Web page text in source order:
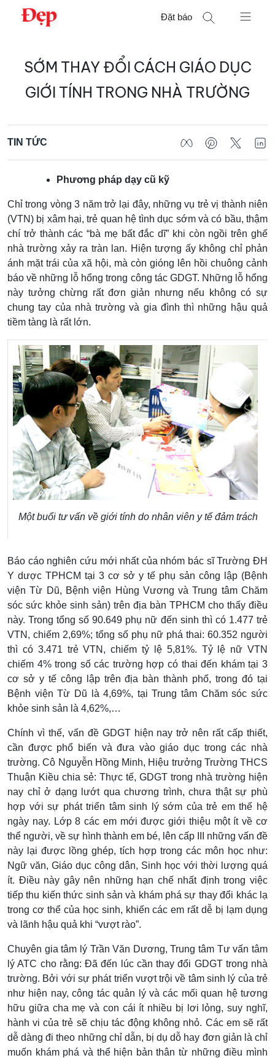
Chuyển
Đặt báo
kiếm
SỚM THAY ĐỔI CÁCH GIÁO DỤC
GIỚI TÍNH TRONG NHÀ TRƯỜNG
TIN TỨC
Phương pháp dạy cũ kỹ
Chỉ trong vòng 3 năm trở lại đây, những vụ trẻ vị thành niên
(VTN) bị xâm hại, trẻ quan hệ tình dục sớm và có bầu, thậm
chí trở thành các “bà mẹ bất đắc dĩ” khi còn ngồi trên ghế
nhà trường xảy ra tràn lan. Hiện tượng ấy không chỉ phản
ánh mặt trái của xã hội, mà còn gióng lên hồi chuông cảnh
báo về những lỗ hổng trong công tác GDGT. Những lỗ hổng
này tưởng chừng rất đơn giản nhưng nếu không có sự
chung tay của nhà trường và gia đình thì những hậu quả
tiềm tàng là rất lớn.
Một buổi tư vấn về giới tính do nhân viên y tế đảm trách
Báo cáo nghiên cứu mới nhất của nhóm bác sĩ Trường ĐH
Y dược TPHCM tại 3 cơ sở y tế phụ sản công lập (Bệnh
viện Từ Dũ, Bệnh viện Hùng Vương và Trung tâm Chăm
sóc sức khỏe sinh sản) trên địa bàn TPHCM cho thấy điều
này. Trong tổng số 90.649 phụ nữ đến sinh thì có 1.477 trẻ
VTN, chiếm 2,69%; tổng số phụ nữ phá thai: 60.352 người
thì có 3.471 trẻ VTN, chiếm tỷ lệ 5,81%. Tỷ lệ nữ VTN
chiếm 4% trong số các trường hợp có thai đến khám tại 3
cơ sở y tế công lập trên địa bàn thành phố, trong đó tại
Bệnh viện Từ Dũ là 4,69%, tại Trung tâm Chăm sóc sức
khỏe sinh sản là 4,62%,…
Chính vì thế, vấn đề GDGT hiện nay trở nên rất cấp thiết,
cần được phổ biến và đưa vào giáo dục trong các nhà
trường. Cô Nguyễn Hồng Minh, Hiệu trưởng Trường THCS
Thuận Kiều chia sẻ: Thực tế, GDGT trong nhà trường hiện
nay chỉ ở dạng lướt qua chương trình, chưa thật sự phù
hợp với sự phát triển tâm sinh lý sớm của trẻ em thế hệ
ngày nay. Lớp 8 các em mới được giới thiệu một ít về cơ
thể người, về sự hình thành em bé, lên cấp III những vấn đề
này lại được lồng ghép, tích hợp trong các môn học như:
Ngữ văn, Giáo dục công dân, Sinh học với thời lượng quá
ít. Điều này gây nên những hạn chế nhất định trong việc
tiếp thu kiến thức sinh sản và khám phá sự thay đổi khác lạ
trong cơ thể của học sinh, khiến các em rất dễ bị lạm dụng
và lãnh hậu quả khi “vượt rào”.
Chuyên gia tâm lý Trần Văn Dương, Trung tâm Tư vấn tâm
lý ATC cho rằng: Đã đến lúc cần thay đổi GDGT trong nhà
trường. Bởi với sự phát triển vượt trội về tâm sinh lý của trẻ
như hiện nay, công tác quản lý và các mối quan hệ tương
hữu giữa cha mẹ và con cái ít nhiều bị lơi lỏng, suy nghĩ,
hành vi của trẻ sẽ chịu tác động không nhỏ. Các em sẽ rất
dễ dàng đi theo những chỉ dẫn, bị dụ dỗ hay đơn giản là chỉ
muốn khám phá và thể hiện bản thân từ những điều mình